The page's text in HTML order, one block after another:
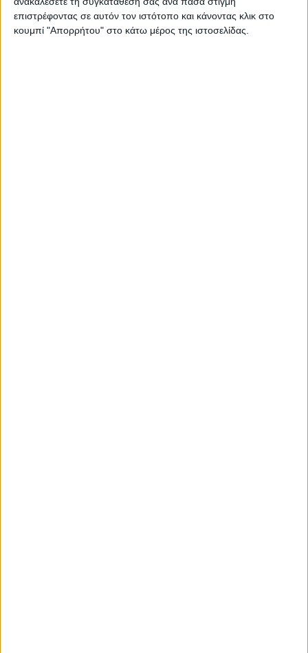
επιστρέφοντας σε αυτόν τον ιστότοπο και κάνοντας κλικ στο
κουμπί "Απορρήτου" στο κάτω μέρος της ιστοσελίδας.